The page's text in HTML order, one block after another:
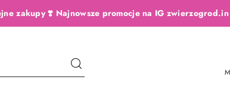
zakupy ❣️ Najnowsze promocje na IG zwierzogrod.in